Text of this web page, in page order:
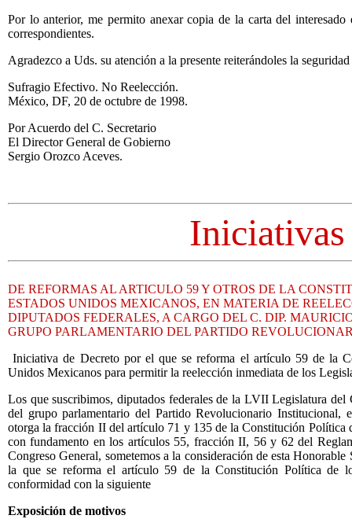
Por lo anterior, me permito anexar copia de la carta del
correspondientes.
Agradezco a Uds. su atención a la presente reiterándoles la
Sufragio Efectivo. No Reelección.
México, DF, 20 de octubre de 1998.
Por Acuerdo del C. Secretario
El Director General de Gobierno
Sergio Orozco Aceves.
Iniciativas
DE REFORMAS AL ARTICULO 59 Y OTROS DE LA
ESTADOS UNIDOS MEXICANOS, EN MATERIA DE
DIPUTADOS FEDERALES, A CARGO DEL C. DIP.
GRUPO PARLAMENTARIO DEL PARTIDO
Iniciativa de Decreto por el que se reforma el artículo 59 de la
Unidos Mexicanos para permitir la reelección inmediata de los
Los que suscribimos, diputados federales de la LVII Legislatura del
del grupo parlamentario del Partido Revolucionario Institucional,
otorga la fracción II del artículo 71 y 135 de la Constitución Política
con fundamento en los artículos 55, fracción II, 56 y 62 del
Congreso General, sometemos a la consideración de esta
la que se reforma el artículo 59 de la Constitución Política de
conformidad con la siguiente
Exposición de motivos